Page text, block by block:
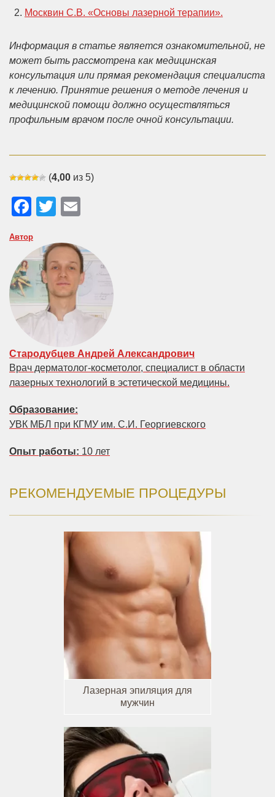
Москвин С.В. «Основы лазерной терапии».
Информация в статье является ознакомительной, не
может быть рассмотрена как медицинская
консультация или прямая рекомендация специалиста
к лечению. Принятие решения о методе лечения и
медицинской помощи должно осуществляться
профильным врачом после очной консультации.
(4,00 из 5)
Facebook
Twitter
Автор
Стародубцев Андрей Александрович
Врач дерматолог-косметолог, специалист в области
лазерных технологий в эстетической медицины.
Образование:
УВК МБЛ при КГМУ им. С.И. Георгиевского
Опыт работы: 10 лет
РЕКОМЕНДУЕМЫЕ ПРОЦЕДУРЫ
Лазерная эпиляция для
мужчин